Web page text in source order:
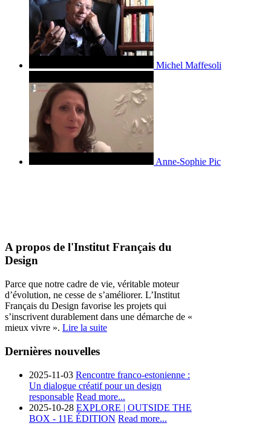
Michel Maffesoli
Anne-Sophie Pic
A propos de l'Institut Français du
Design
Parce que notre cadre de vie, véritable moteur
d’évolution, ne cesse de s’améliorer. L’Institut
Français du Design favorise les projets qui
s’inscrivent durablement dans une démarche de «
mieux vivre ». Lire la suite
Dernières nouvelles
2025-11-03 Rencontre franco-estonienne :
Un dialogue créatif pour un design
responsable Read more...
2025-10-28 EXPLORE | OUTSIDE THE
BOX - 11E ÉDITION Read more...